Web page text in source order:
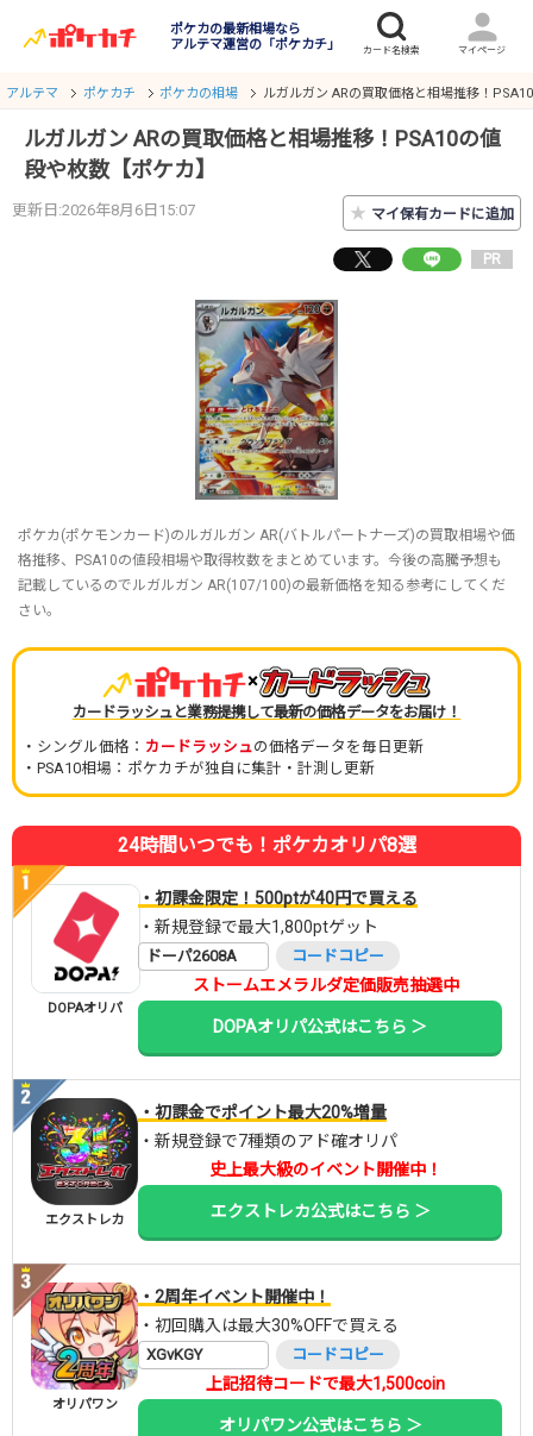
ポケカの最新相場なら
アルテマ運営の「ポケカチ」
アルテマ ポケカチ ポケカの相場 ルガルガン ARの買取価格と相場推移！
ルガルガン ARの買取価格と相場推移！PSA10の値
段や枚数【ポケカ】
更新日:2026年8月6日15:07 ★ マイ保有カードに追加
PR
ポケカ(ポケモンカード)のルガルガン AR(バトルパートナーズ)の買取相場や価
格推移、PSA10の値段相場や取得枚数をまとめています。今後の高騰予想も
記載しているのでルガルガン AR(107/100)の最新価格を知る参考にしてくだ
さい。
×
カードラッシュと業務提携して最新の価格データをお届け！
・シングル価格： カードラッシュの価格データを毎日更新
・PSA10相場：ポケカチが独自に集計・計測し更新
24時間いつでも！ポケカオリパ8選
DOPAオリパ
・初課金限定！500ptが40円で買える
・新規登録で最大1,800ptゲット
ドーパ2608A コードコピー
ストームエメラルダ定価販売抽選中
DOPAオリパ公式はこちら ＞
エクストレカ
・初課金でポイント最大20%増量
・新規登録で7種類のアド確オリパ
史上最大級のイベント開催中！
エクストレカ公式はこちら ＞
オリパワン
・2周年イベント開催中！
・初回購入は最大30%OFFで買える
XGvKGY コードコピー
上記招待コードで最大1,500coin
オリパワン公式はこちら ＞